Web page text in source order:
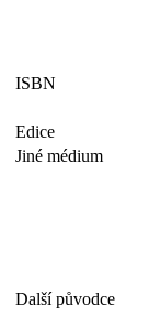
ISBN
Edice
Jiné médium
Další původce